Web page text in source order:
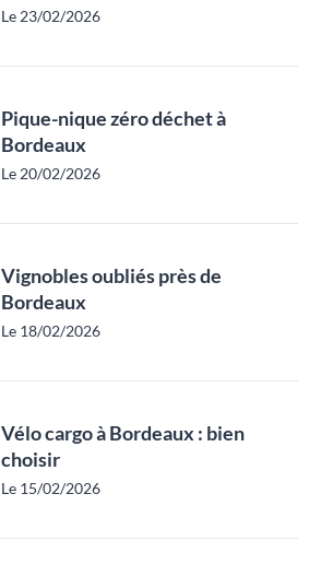
Le 23/02/2026
Pique-nique zéro déchet à
Bordeaux
Le 20/02/2026
Vignobles oubliés près de
Bordeaux
Le 18/02/2026
Vélo cargo à Bordeaux : bien
choisir
Le 15/02/2026